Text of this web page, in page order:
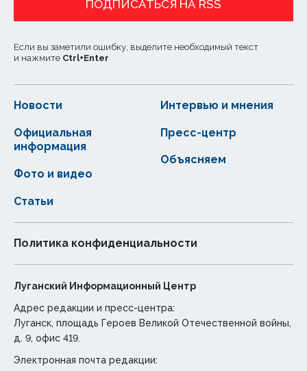
ПОДПИСАТЬСЯ НА RSS
Если вы заметили ошибку, выделите необходимый текст
и нажмите Ctrl+Enter
Новости
Статьи
Официальная
информация
Интервью и мнения
Фото и видео
Пресс-центр
Объясняем
Политика конфиденциальности
Луганский Информационный Центр
Адрес редакции и пресс-центра:
Луганск, площадь Героев Великой Отечественной войны,
д. 9, офис 419.
Электронная почта редакции: